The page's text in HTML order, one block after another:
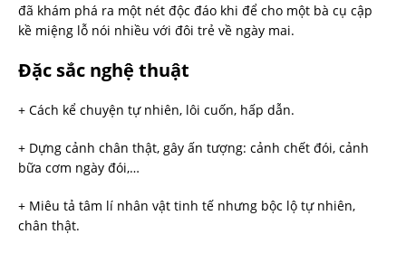
đã khám phá ra một nét độc đáo khi để cho một bà cụ cập
kề miệng lỗ nói nhiều với đôi trẻ về ngày mai.
Đặc sắc nghệ thuật
+ Cách kể chuyện tự nhiên, lôi cuốn, hấp dẫn.
+ Dựng cảnh chân thật, gây ấn tượng: cảnh chết đói, cảnh
bữa cơm ngày đói,…
+ Miêu tả tâm lí nhân vật tinh tế nhưng bộc lộ tự nhiên,
chân thật.